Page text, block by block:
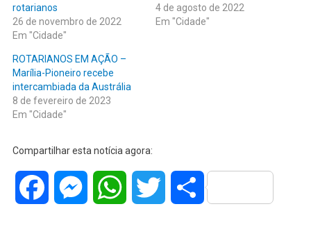
rotarianos
26 de novembro de 2022
Em "Cidade"
4 de agosto de 2022
Em "Cidade"
ROTARIANOS EM AÇÃO –
Marília-Pioneiro recebe
intercambiada da Austrália
8 de fevereiro de 2023
Em "Cidade"
Compartilhar esta notícia agora:
Facebook MessengerWhatsAppTwitter Share